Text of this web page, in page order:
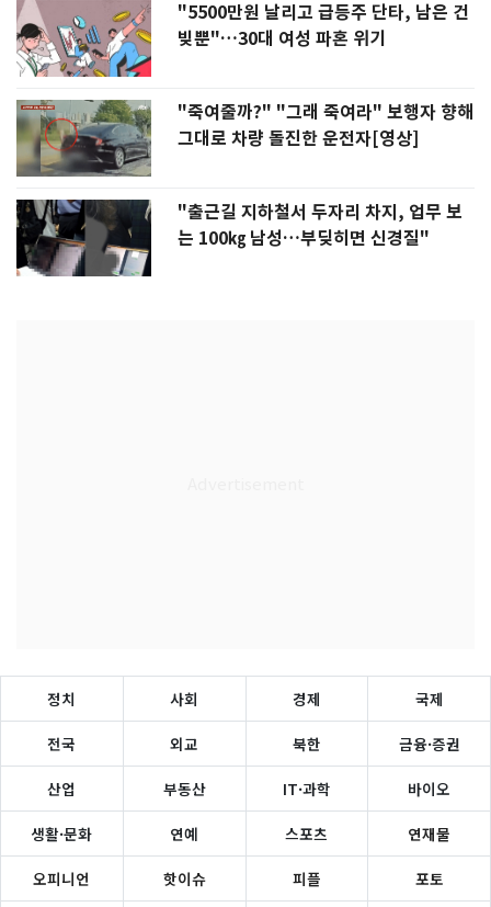
"5500만원 날리고 급등주 단타, 남은 건
빚뿐"…30대 여성 파혼 위기
"죽여줄까?" "그래 죽여라" 보행자 향해
그대로 차량 돌진한 운전자[영상]
"출근길 지하철서 두자리 차지, 업무 보
는 100㎏ 남성…부딪히면 신경질"
정치 사회 경제 국제
전국 외교 북한 금융·증권
산업 부동산 IT·과학 바이오
생활·문화 연예 스포츠 연재물
오피니언 핫이슈 피플 포토